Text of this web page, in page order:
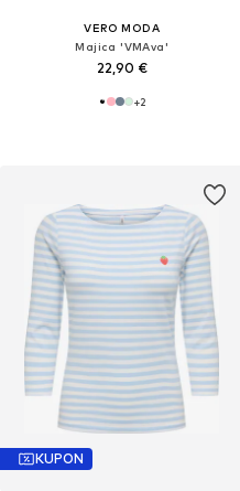
VERO MODA
Majica 'VMAva'
22,90 €
+2
KUPON